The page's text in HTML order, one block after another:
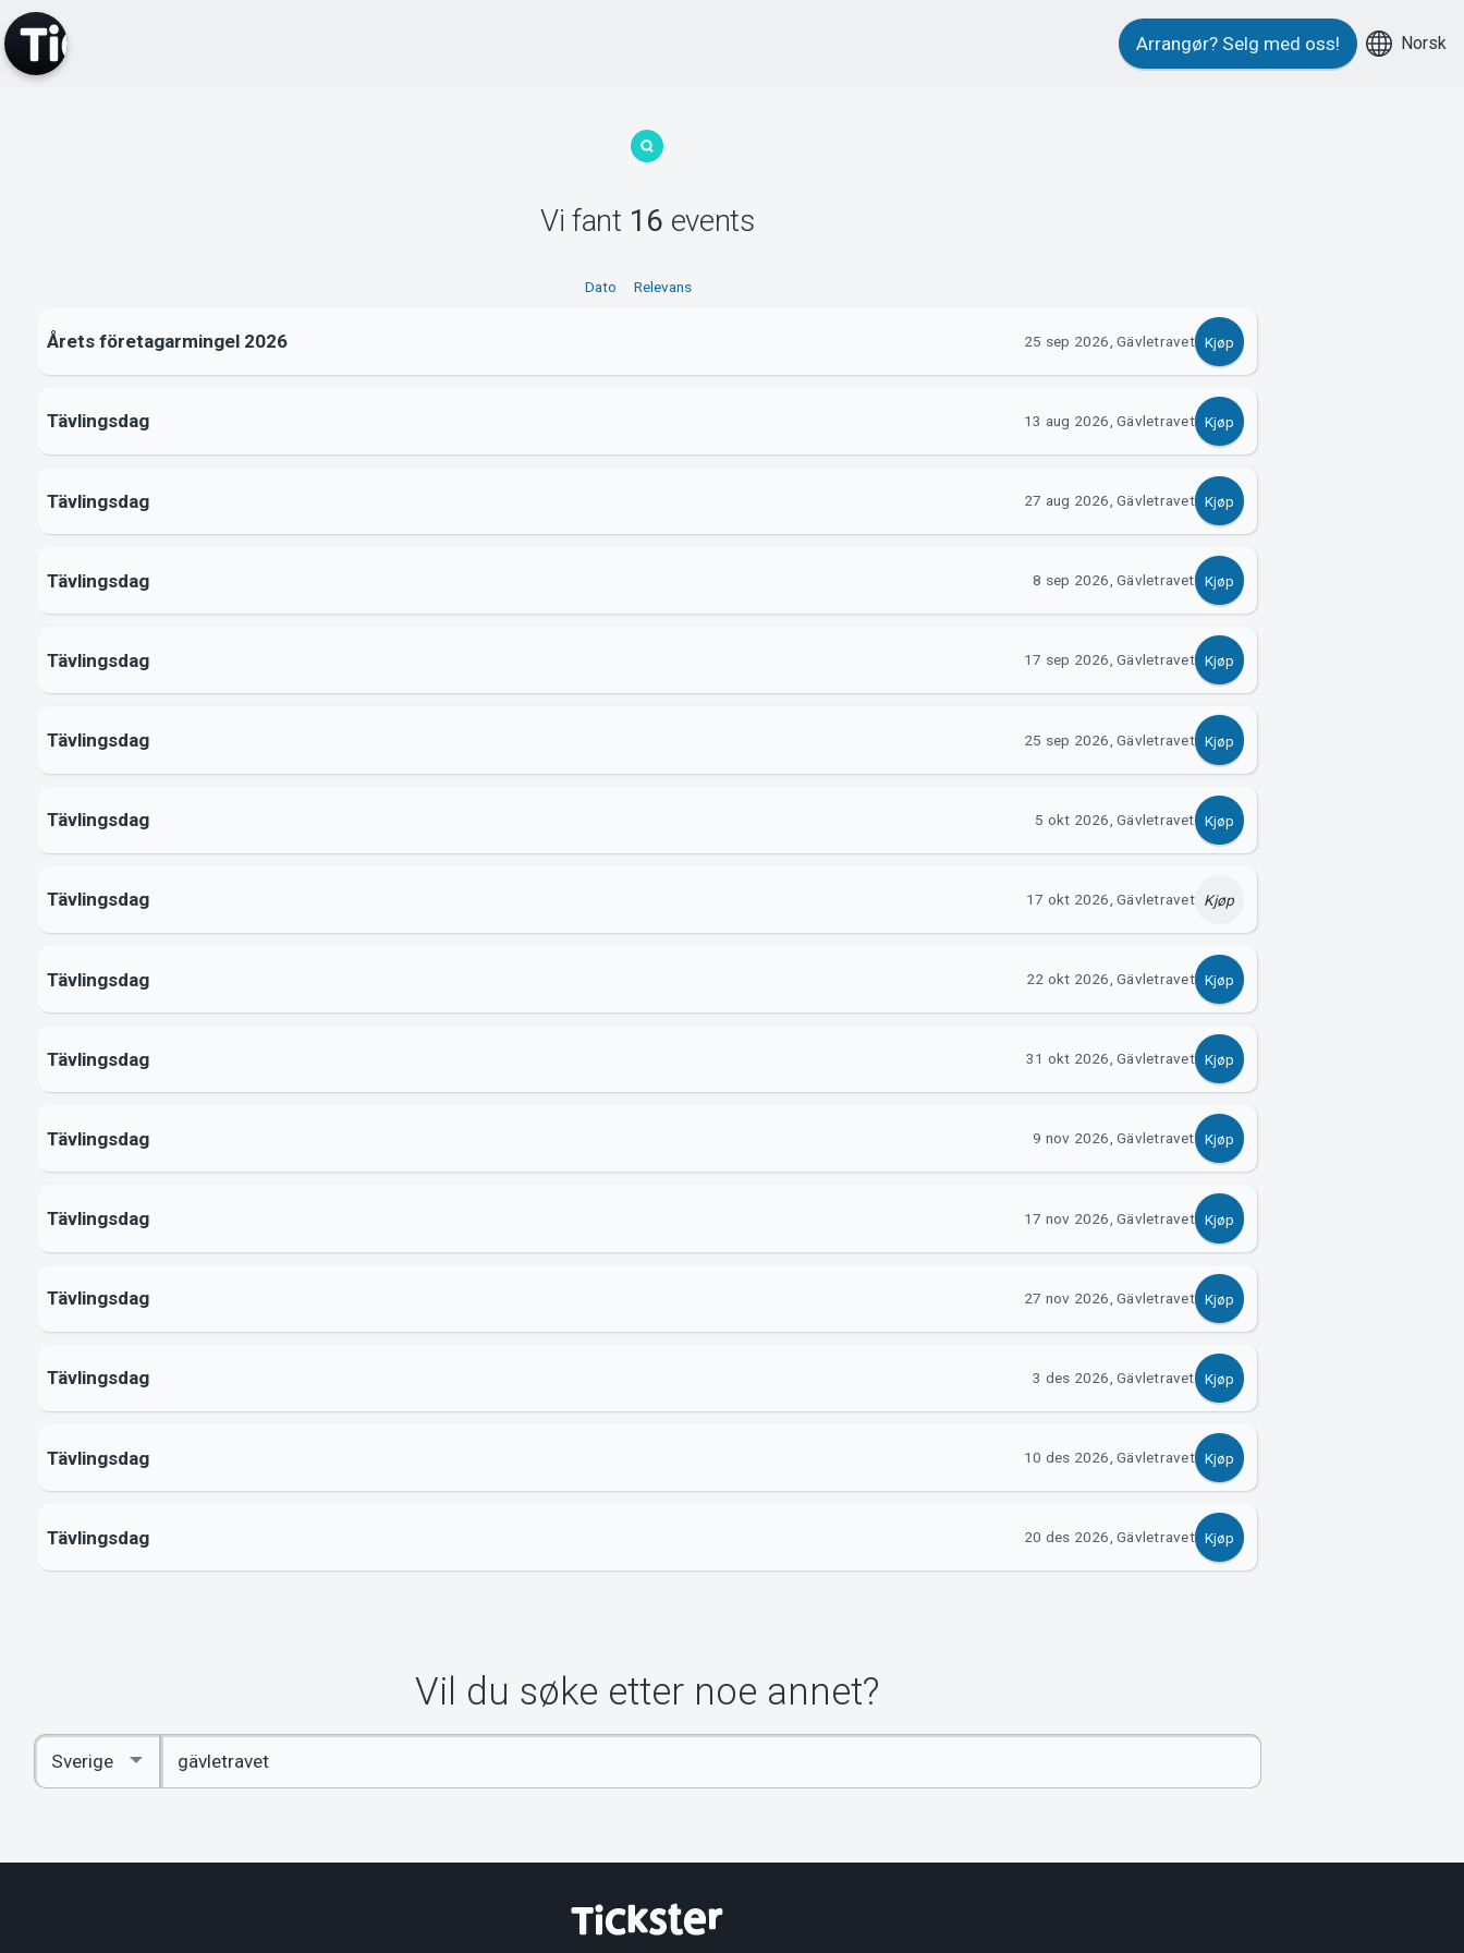
Arrangør? Selg med oss! Norsk
Vi fant 16 events
Dato Relevans
Årets företagarmingel 2026 25 sep 2026, Gävletravet Kjøp
Tävlingsdag 13 aug 2026, Gävletravet Kjøp
Tävlingsdag 27 aug 2026, Gävletravet Kjøp
Tävlingsdag 8 sep 2026, Gävletravet Kjøp
Tävlingsdag 17 sep 2026, Gävletravet Kjøp
Tävlingsdag 25 sep 2026, Gävletravet Kjøp
Tävlingsdag 5 okt 2026, Gävletravet Kjøp
Tävlingsdag 17 okt 2026, Gävletravet Kjøp
Tävlingsdag 22 okt 2026, Gävletravet Kjøp
Tävlingsdag 31 okt 2026, Gävletravet Kjøp
Tävlingsdag 9 nov 2026, Gävletravet Kjøp
Tävlingsdag 17 nov 2026, Gävletravet Kjøp
Tävlingsdag 27 nov 2026, Gävletravet Kjøp
Tävlingsdag 3 des 2026, Gävletravet Kjøp
Tävlingsdag 10 des 2026, Gävletravet Kjøp
Tävlingsdag 20 des 2026, Gävletravet Kjøp
Vil du søke etter noe annet?
Angi
nøkkelord
Select
Country